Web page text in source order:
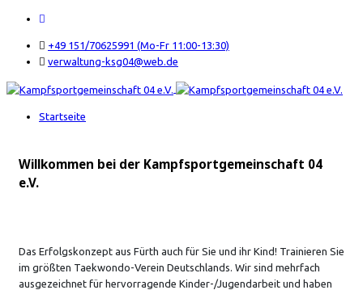
+49 151/70625991 (Mo-Fr 11:00-13:30)
verwaltung-ksg04@web.de
Startseite
Willkommen bei der Kampfsportgemeinschaft 04
e.V.
Das Erfolgskonzept aus Fürth auch für Sie und ihr Kind! Trainieren Sie
im größten Taekwondo-Verein Deutschlands. Wir sind mehrfach
ausgezeichnet für hervorragende Kinder-/Jugendarbeit und haben